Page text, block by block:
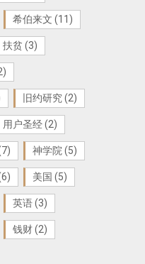
希伯来文 (11)
扶贫 (3)
旧约研究(2)
用户圣经(2)
神学院 (5)
美国 (5)
英语(3)
钱财(2)